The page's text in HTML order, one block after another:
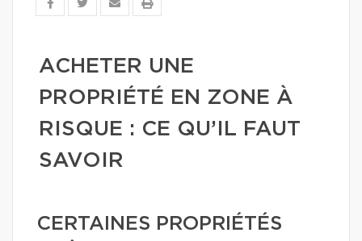
ACHETER UNE
PROPRIÉTÉ EN ZONE À
RISQUE : CE QU’IL FAUT
SAVOIR
CERTAINES PROPRIÉTÉS